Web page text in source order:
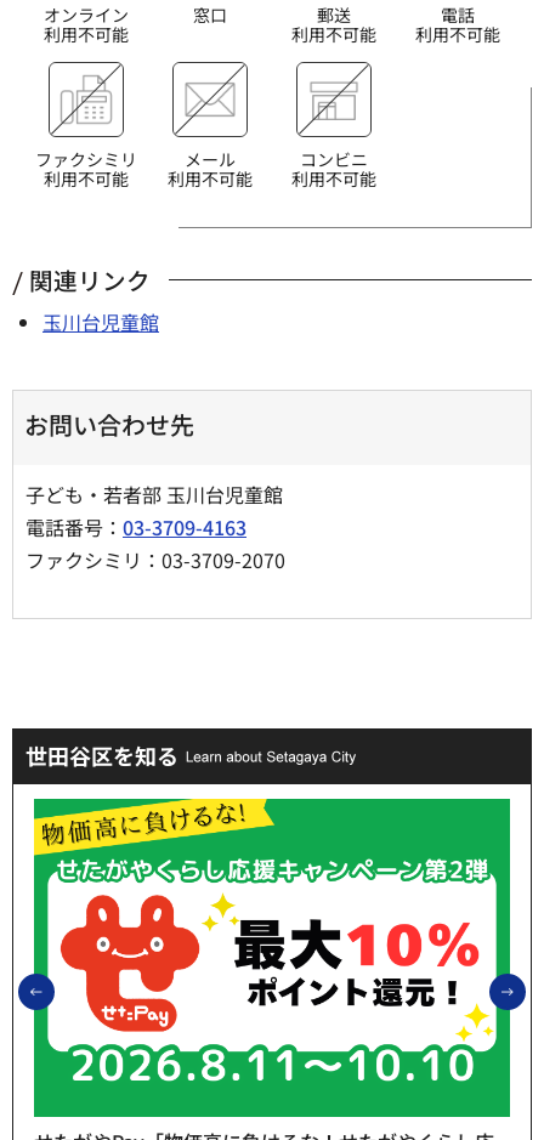
オンライン
利用不可能
窓口
郵送
利用不可能
電話
利用不可能
ファクシミリ
利用不可能
メール
利用不可能
コンビニ
利用不可能
関連リンク
玉川台児童館
お問い合わせ先
子ども・若者部 玉川台児童館
電話番号： 03-3709-4163
ファクシミリ：03-3709-2070
世田谷区を知る
前のスライドを表示